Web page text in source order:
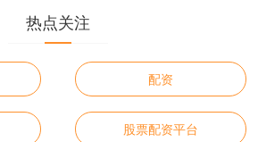
热点关注
配资
股票配资平台